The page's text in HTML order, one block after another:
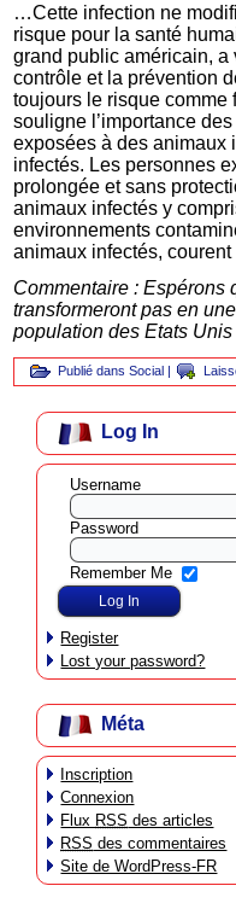
…Cette infection ne
risque pour la santé
grand public américain,
contrôle et la prévention
toujours le risque comme
souligne l’importance
exposées à des animaux
infectés. Les personnes
prolongée et sans
animaux infectés y
environnements
animaux infectés,
Commentaire : Espérons
transformeront pas en
population des Etats
Publié dans Social |
Log In
Username
Password
Remember Me
Register
Lost your password?
Méta
Inscription
Connexion
Flux RSS des articles
RSS des commentaires
Site de WordPress-FR